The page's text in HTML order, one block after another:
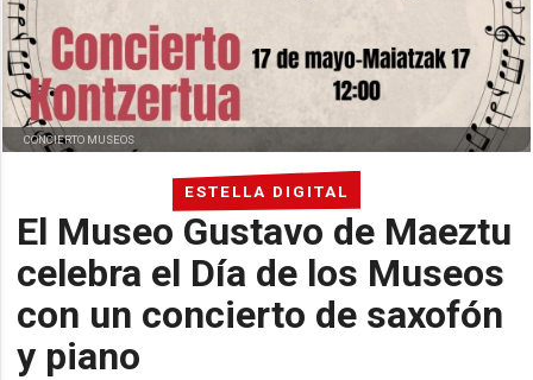
ESTELLA DIGITAL
El Museo Gustavo de Maeztu
celebra el Día de los Museos
con un concierto de saxofón
y piano
CONCIERTO MUSEOS